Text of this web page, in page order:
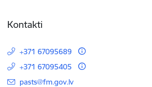
Kontakti
+371 67095689
+371 67095405
E-pasts:
pasts@fm.gov.lv